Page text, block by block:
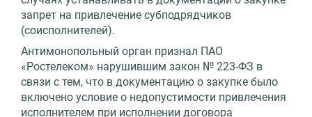
запрет на привлечение субподрядчиков
(соисполнителей).
Антимонопольный орган признал ПАО
«Ростелеком» нарушившим закон № 223-ФЗ в
связи с тем, что в документацию о закупке было
включено условие о недопустимости привлечения
исполнителем при исполнении договора